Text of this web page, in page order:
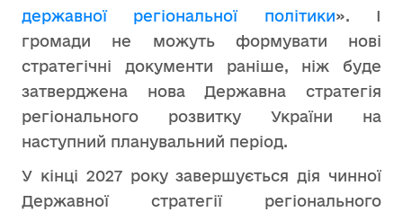
державної регіональної політики». І
громади не можуть формувати нові
стратегічні документи раніше, ніж буде
затверджена нова Державна стратегія
регіонального розвитку України на
наступний планувальний період.
У кінці 2027 року завершується дія чинної
Державної стратегії регіонального